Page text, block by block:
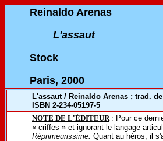
Reinaldo Arenas
L'assaut
Stock
Paris, 2000
L'assaut / Reinaldo Arenas ; trad.
ISBN 2-234-05197-5
NOTE DE L'ÉDITEUR: Pour ce
« criffes » et ignorant le langage
Réprimeurissime. Quant au héros, il